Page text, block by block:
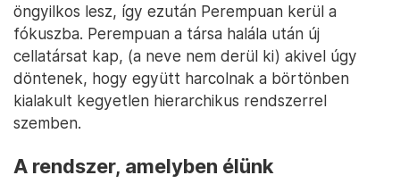
öngyilkos lesz, így ezután Perempuan kerül a
fókuszba. Perempuan a társa halála után új
cellatársat kap, (a neve nem derül ki) akivel úgy
döntenek, hogy együtt harcolnak a börtönben
kialakult kegyetlen hierarchikus rendszerrel
szemben.
A rendszer, amelyben élünk